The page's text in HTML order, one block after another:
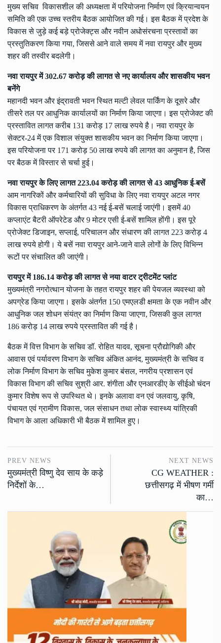
मुख्य सचिव विकासशील की अध्यक्षता में परियोजना निर्माण एवं क्रियान्वयन
समिति की एक उच्च स्तरीय बैठक आयोजित की गई। इस बैठक में प्रदेश के
विकास से जुड़े कई बड़े प्रोजेक्ट्स और नवीन अधोसंरचना प्रस्तावों का
प्रस्तुतिकरण किया गया, जिससे आने वाले समय में नवा रायपुर और मुख्य
शहर की तस्वीर बदलेगी।
नवा रायपुर में 302.67 करोड़ की लागत से नए कार्यालय और शासकीय भवन
बनेंगे
महानदी भवन और इंद्रावती भवन स्थित मल्टी लेवल पार्किंग के दूसरे और
तीसरे तल पर आधुनिक कार्यालयों का निर्माण किया जाएगा। इस प्रोजेक्ट की
प्रस्तावित लागत करीब 131 करोड़ 17 लाख रुपये है। नवा रायपुर के
सेक्टर-24 में एक विशाल संयुक्त शासकीय भवन का निर्माण किया जाएगा।
इस परियोजना पर 171 करोड़ 50 लाख रुपये की लागत का अनुमान है, जिस
पर बैठक में विस्तार से चर्चा हुई।
नवा रायपुर के लिए लागत 223.04 करोड़ की लागत से 43 आधुनिक ई-बसें
आम नागरिकों और कर्मचारियों की सुविधा के लिए नवा रायपुर अटल नगर
विकास प्राधिकरण के अंतर्गत 43 नई ई-बसें चलाई जाएंगी। इसमें 40
कप्लाएंट बैटरी ऑपरेटेड और 9 मोटर एसी ई-बसें शामिल होंगी। इस पूरे
प्रोजेक्ट डिजाइन, सप्लाई, परिचालन और संधारण की लागत 223 करोड़ 4
लाख रुपये होगी। ये बसें नवा रायपुर आने-जाने वाले लोगों के लिए विभिन्न
रूटों पर संचालित की जाएंगी।
रायपुर में 186.14 करोड़ की लागत से नया वाटर ट्रीटमेंट प्लांट
मुख्यमंत्री नगरोत्थान योजना के तहत रायपुर शहर की पेयजल व्यवस्था को
अपग्रेड किया जाएगा। इसके अंतर्गत 150 एमएलडी क्षमता के एक नवीन और
आधुनिक जल शोधन संयंत्र का निर्माण किया जाएगा, जिसकी कुल लागत
186 करोड़ 14 लाख रुपये प्रस्तावित की गई है।
बैठक में वित्त विभाग के सचिव डॉ. रोहित यादव, सूचना प्रौद्योगिकी और
आवास एवं पर्यावरण विभाग के सचिव अंकित आनंद, मुख्यमंत्री के सचिव व
लोक निर्माण विभाग के सचिव मुकेश कुमार बंसल, नगरीय प्रशासन एवं
विकास विभाग की सचिव सुश्री आर. शंगीता और एनआरडीए के सीईओ चंदन
कुमार विशेष रूप से उपस्थित थे। इनके अलावा वन एवं जलवायु, कृषि,
पंचायत एवं ग्रामीण विकास, जल संसाधन तथा लोक स्वास्थ्य यांत्रिकी
विभाग के आला अधिकारी भी बैठक में शामिल हुए।
PREV NEWS
मुख्यमंत्री विष्णु देव साय के कड़े
निर्देशों के…
NEXT NEWS
CG WEATHER :
छत्तीसगढ़ में भीषण गर्मी
का…